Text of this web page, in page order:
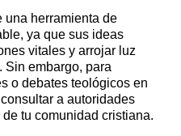
una herramienta de
ya que sus ideas
vitales y arrojar luz
Sin embargo, para
o debates teológicos en
a autoridades
tu comunidad cristiana.